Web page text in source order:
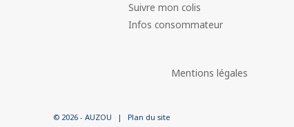
Suivre mon colis
Infos consommateur
Mentions légales
© 2026 - AUZOU | Plan du site